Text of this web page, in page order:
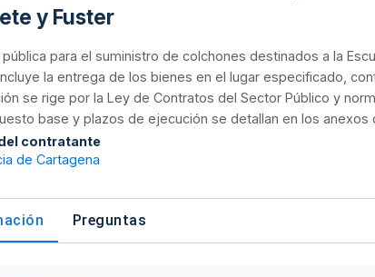
y Fuster
para el suministro de colchones destinados a la
la entrega de los bienes en el lugar especificado,
se rige por la Ley de Contratos del Sector Público y
base y plazos de ejecución se detallan en los anexos
contratante
de Cartagena
Preguntas